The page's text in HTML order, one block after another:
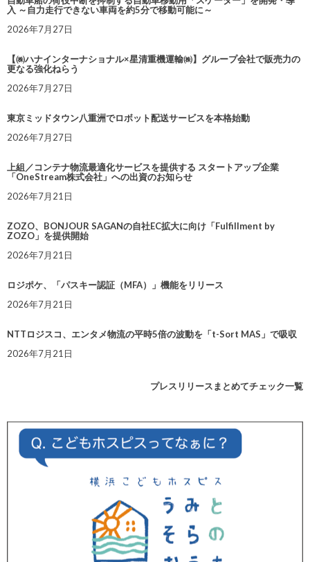
入 ～自力走行できない車両を約5分で移動可能に～
2026年7月27日
【㈱ハナインターナショナル×星清重機運輸㈱】グループ会社で販売力の
更なる強化ねらう
2026年7月27日
東京ミッドタウン八重洲でロボット配送サービスを本格始動
2026年7月27日
上組／コンテナ物流最適化サービスを提供する スタートアップ企業
「OneStream株式会社」への出資のお知らせ
2026年7月21日
ZOZO、BONJOUR SAGANの自社EC拡大に向け「Fulfillment by
ZOZO」を提供開始
2026年7月21日
ロジポケ、「パスキー認証（MFA）」機能をリリース
2026年7月21日
NTTロジスコ、エンタメ物流の平時5倍の波動を「t-Sort MAS」で吸収
2026年7月21日
プレスリリースまとめてチェック一覧